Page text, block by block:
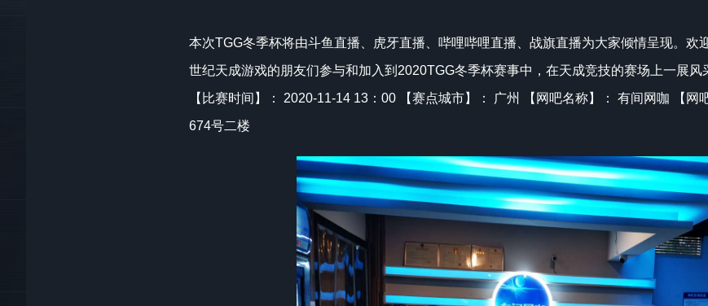
本次TGG冬季杯将由斗鱼直播、虎牙直播、哔哩哔哩直播、战旗直播为大家倾情呈现。欢
世纪天成游戏的朋友们参与和加入到2020TGG冬季杯赛事中，在天成竞技的赛场上一展风
【比赛时间】： 2020-11-14 13：00 【赛点城市】： 广州 【网吧名称】： 有间网咖 【网
674号二楼